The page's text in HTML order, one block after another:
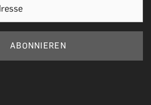
ABONNIEREN